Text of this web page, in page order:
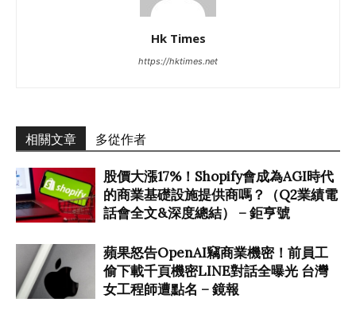
Hk Times
https://hktimes.net
相關文章 多從作者
股價大漲17%！Shopify會成為AGI時代
的商業基礎設施提供商嗎？（Q2業績電
話會全文&深度總結） – 鉅亨號
蘋果怒告OpenAI竊商業機密！前員工
偷下載千頁機密LINE對話全曝光 台灣
女工程師遭點名 – 鏡報